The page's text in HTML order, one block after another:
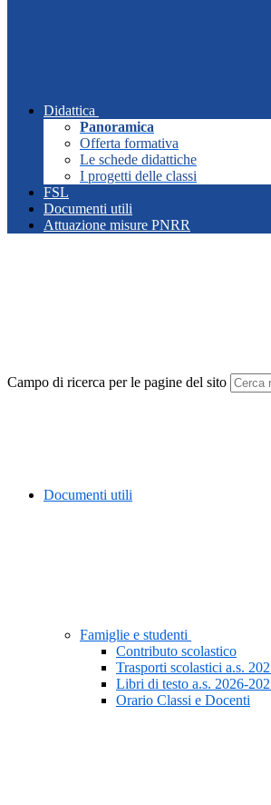
Didattica
Panoramica
Offerta formativa
Le schede didattiche
I progetti delle classi
FSL
Documenti utili
Attuazione misure PNRR
Campo di ricerca per le pagine del sito
Documenti utili
Famiglie e studenti
Contributo scolastico
Trasporti scolastici a.s.
Libri di testo a.s. 2026-
Orario Classi e Docenti